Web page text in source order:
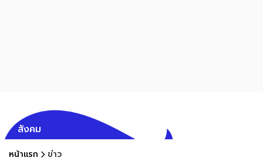
สังคม
หน้าแรก ข่าว